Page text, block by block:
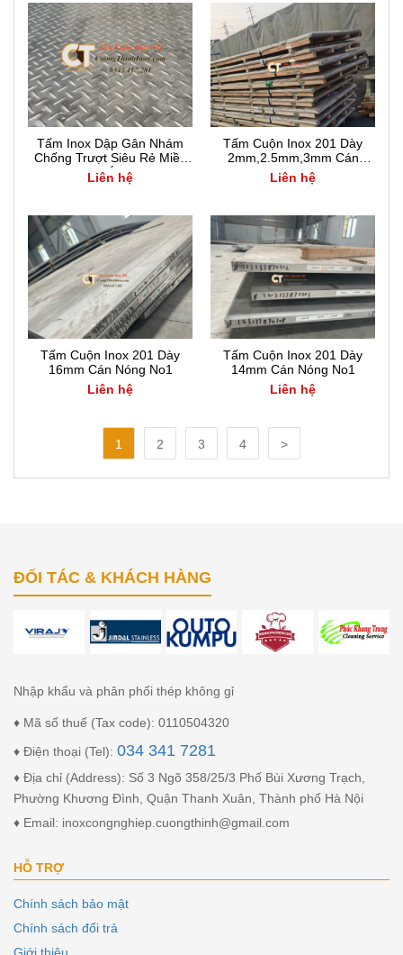
Tấm Inox Dập Gân Nhám
Chống Trượt Siêu Rẻ Miền
Bắc
Liên hệ
Tấm Cuộn Inox 201 Dày
2mm,2.5mm,3mm Cán
Nóng No1
Liên hệ
Tấm Cuộn Inox 201 Dày
16mm Cán Nóng No1
Liên hệ
Tấm Cuộn Inox 201 Dày
14mm Cán Nóng No1
Liên hệ
1 2 3 4 >
ĐỐI TÁC & KHÁCH HÀNG
Nhập khẩu và phân phối thép không gỉ
♦ Mã số thuế (Tax code): 0110504320
♦ Điện thoại (Tel): 034 341 7281
♦ Địa chỉ (Address): Số 3 Ngõ 358/25/3 Phố Bùi Xương Trạch,
Phường Khương Đình, Quận Thanh Xuân, Thành phố Hà Nội
♦ Email: inoxcongnghiep.cuongthinh@gmail.com
HỖ TRỢ
Chính sách bảo mật
Chính sách đổi trả